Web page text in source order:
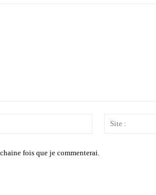
Email
fois que je commenterai.